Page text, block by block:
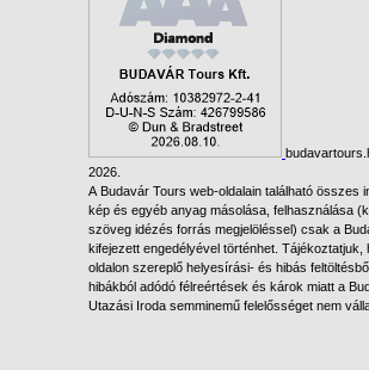
2026.
A Budavár Tours web-oldalain található összes
kép és egyéb anyag másolása, felhasználása
szöveg idézés forrás megjelöléssel) csak a
kifejezett engedélyével történhet. Tájékoztatjuk,
oldalon szereplő helyesírási- és hibás
hibákból adódó félreértések és károk miatt a
Utazási Iroda semminemű felelősséget nem